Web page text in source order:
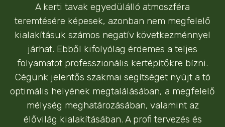
A kerti tavak egyedülálló atmoszféra
teremtésére képesek, azonban nem megfelelő
kialakításuk számos negatív következménnyel
járhat. Ebből kifolyólag érdemes a teljes
folyamatot professzionális kertépítőkre bízni.
Cégünk jelentős szakmai segítséget nyújt a tó
optimális helyének megtalálásában, a megfelelő
mélység meghatározásában, valamint az
élővilág kialakításában. A profi tervezés és